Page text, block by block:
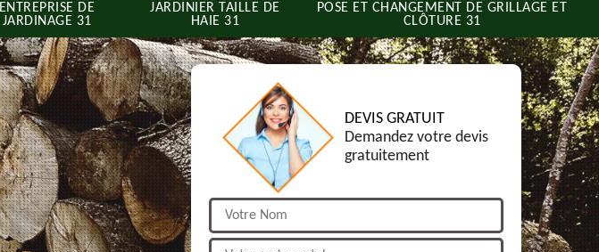
ENTREPRISE DE
JARDINAGE 31
JARDINIER TAILLE DE
HAIE 31
POSE ET CHANGEMENT DE GRILLAGE ET
CLÔTURE 31
DEVIS GRATUIT
Demandez votre devis
gratuitement